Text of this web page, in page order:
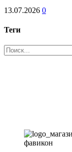
13.07.2026 0
Теги